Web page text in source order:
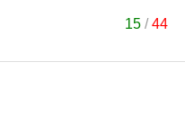
15/44